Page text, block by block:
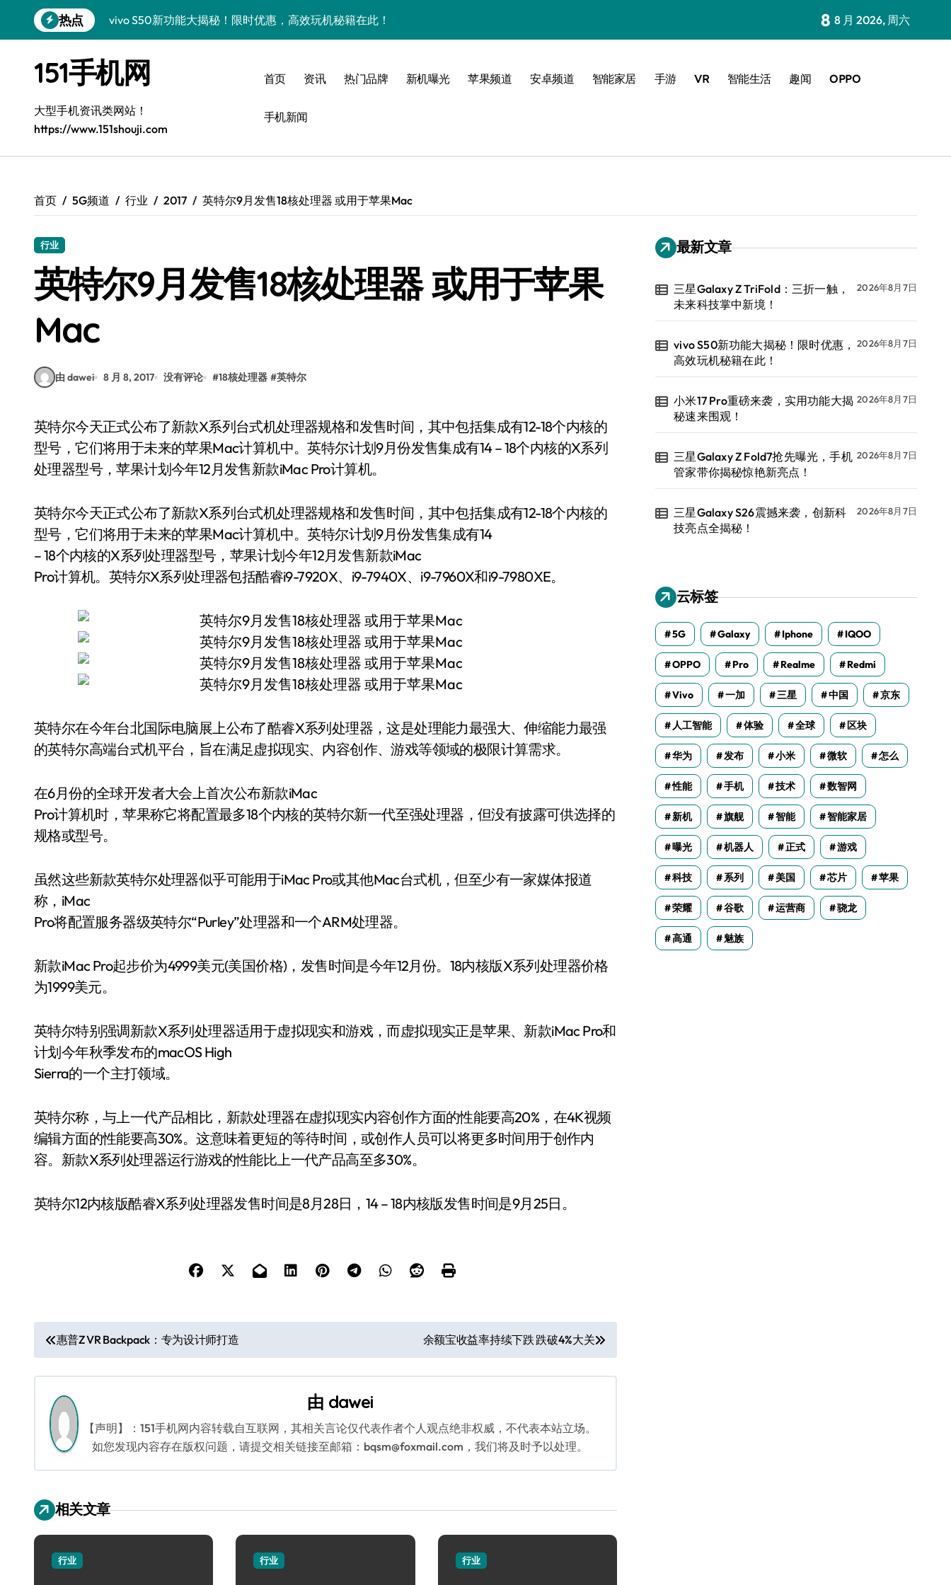
到
热点
vivo S50新功能大揭秘！限时优惠，高效玩机秘籍在此！
三星Galaxy Z Fold7抢先曝光，手机管家带你揭秘惊艳新亮点！
三星Galaxy S26震撼来袭，创新科技亮点全揭秘！
S25 Ultra颜值封神！定制主题潮爆登场
Galaxy S25+闪亮登场，这样美秒杀全场！
Galaxy S26+颜值爆升！机皇美颜秘籍大公开
三星Galaxy Z TriFold：三折一触，未来科技掌中新境！
8 8 月 2026, 周六
151手机网
大型手机资讯类网站！
https://www.151shouji.com
首页 资讯 热门品牌 新机曝光 苹果频道 安卓频道 智能家居 手游 VR 智能生活 趣闻 OPPO
手机新闻
首页 5G频道 行业 2017 英特尔9月发售18核处理器 或用于苹果Mac
行业
英特尔9月发售18核处理器 或用于苹果
Mac
由 dawei 8 月 8, 2017 没有评论 #18核处理器 #英特尔
英特尔今天正式公布了新款X系列台式机处理器规格和发售时间，其中包括集成有12-18个内核的
型号，它们将用于未来的苹果Mac计算机中。英特尔计划9月份发售集成有14 – 18个内核的X系列
处理器型号，苹果计划今年12月发售新款iMac Pro计算机。
英特尔今天正式公布了新款X系列台式机处理器规格和发售时间，其中包括集成有12-18个内核的
型号，它们将用于未来的苹果Mac计算机中。英特尔计划9月份发售集成有14
– 18个内核的X系列处理器型号，苹果计划今年12月发售新款iMac
Pro计算机。英特尔X系列处理器包括酷睿i9-7920X、i9-7940X、i9-7960X和i9-7980XE。
英特尔在今年台北国际电脑展上公布了酷睿X系列处理器，这是处理能力最强大、伸缩能力最强
的英特尔高端台式机平台，旨在满足虚拟现实、内容创作、游戏等领域的极限计算需求。
在6月份的全球开发者大会上首次公布新款iMac
Pro计算机时，苹果称它将配置最多18个内核的英特尔新一代至强处理器，但没有披露可供选择的
规格或型号。
虽然这些新款英特尔处理器似乎可能用于iMac Pro或其他Mac台式机，但至少有一家媒体报道
称，iMac
Pro将配置服务器级英特尔“Purley”处理器和一个ARM处理器。
新款iMac Pro起步价为4999美元(美国价格)，发售时间是今年12月份。18内核版X系列处理器价格
为1999美元。
英特尔特别强调新款X系列处理器适用于虚拟现实和游戏，而虚拟现实正是苹果、新款iMac Pro和
计划今年秋季发布的macOS High
Sierra的一个主打领域。
英特尔称，与上一代产品相比，新款处理器在虚拟现实内容创作方面的性能要高20%，在4K视频
编辑方面的性能要高30%。这意味着更短的等待时间，或创作人员可以将更多时间用于创作内
容。新款X系列处理器运行游戏的性能比上一代产品高至多30%。
英特尔12内核版酷睿X系列处理器发售时间是8月28日，14 – 18内核版发售时间是9月25日。
文
章
导
航
惠普Z VR Backpack：专为设计师打造 余额宝收益率持续下跌 跌破4%大关
由 dawei
【声明】：151手机网内容转载自互联网，其相关言论仅代表作者个人观点绝非权威，不代表本站立场。
如您发现内容存在版权问题，请提交相关链接至邮箱：bqsm@foxmail.com，我们将及时予以处理。
相关文章
行业 行业 行业
最新文章
三星Galaxy Z TriFold：三折一触，
未来科技掌中新境！
2026年8月7日
vivo S50新功能大揭秘！限时优惠，
高效玩机秘籍在此！
2026年8月7日
小米17 Pro重磅来袭，实用功能大揭
秘速来围观！
2026年8月7日
三星Galaxy Z Fold7抢先曝光，手机
管家带你揭秘惊艳新亮点！
2026年8月7日
三星Galaxy S26震撼来袭，创新科
技亮点全揭秘！
2026年8月7日
云标签
5G Galaxy Iphone IQOO
OPPO Pro Realme Redmi
Vivo 一加 三星 中国 京东
人工智能 体验 全球 区块
华为 发布 小米 微软 怎么
性能 手机 技术 数智网
新机 旗舰 智能 智能家居
曝光 机器人 正式 游戏
科技 系列 美国 芯片 苹果
荣耀 谷歌 运营商 骁龙
高通 魅族